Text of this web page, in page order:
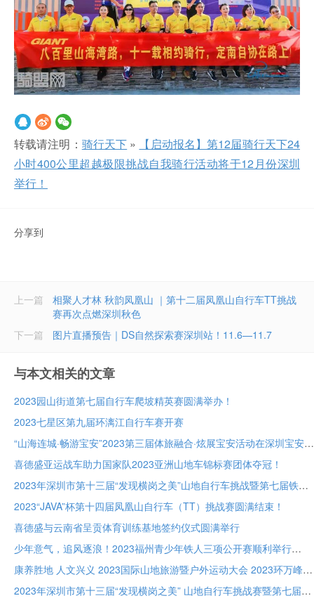
转载请注明： 骑行天下 »
【启动报名】第12届骑行天下24
小时400公里超越极限挑战自我骑行活动将于12月份深圳
举行！
分享到
上一篇
相聚人才林 秋韵凤凰山 ｜​第十二届凤凰山自行车TT挑战
赛再次点燃深圳秋色
图片直播预告｜DS自然探索赛深圳站！11.6—11.7
下一篇
与本文相关的文章
2023园山街道第七届自行车爬坡精英赛圆满举办！
2023七星区第九届环漓江自行车赛开赛
“山海连城·畅游宝安”2023第三届体旅融合·炫展宝安活动在深圳宝安成功举办
喜德盛亚运战车助力国家队2023亚洲山地车锦标赛团体夺冠！
2023年深圳市第十三届“发现横岗之美”山地自行车挑战暨第七届铁人两项接力赛圆满成功
2023“JAVA”杯第十四届凤凰山自行车（TT）挑战赛圆满结束！
喜德盛与云南省呈贡体育训练基地签约仪式圆满举行
少年意气，追风逐浪！2023福州青少年铁人三项公开赛顺利举行
康养胜地 人文兴义 2023国际山地旅游暨户外运动大会 2023环万峰林国际山地自行车赛鸣枪开赛
2023年深圳市第十三届“发现横岗之美” 山地自行车挑战赛暨第七届铁人二项接力赛